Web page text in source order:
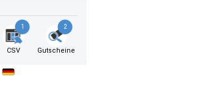
1
CSV
2
Gutscheine